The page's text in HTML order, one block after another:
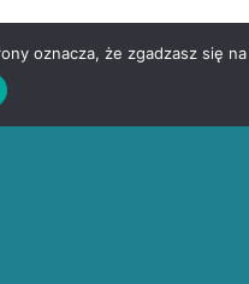
oznacza, że zgadzasz się